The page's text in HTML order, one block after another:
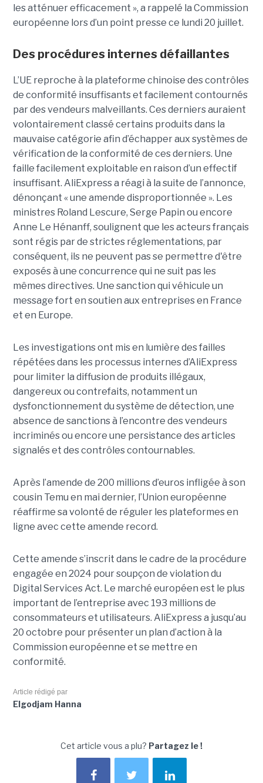
les atténuer efficacement », a rappelé la Commission
européenne lors d’un point presse ce lundi 20 juillet.
Des procédures internes défaillantes
L’UE reproche à la plateforme chinoise des contrôles
de conformité insuffisants et facilement contournés
par des vendeurs malveillants. Ces derniers auraient
volontairement classé certains produits dans la
mauvaise catégorie afin d’échapper aux systèmes de
vérification de la conformité de ces derniers. Une
faille facilement exploitable en raison d’un effectif
insuffisant. AliExpress a réagi à la suite de l’annonce,
dénonçant « une amende disproportionnée ». Les
ministres Roland Lescure, Serge Papin ou encore
Anne Le Hénanff, soulignent que les acteurs français
sont régis par de strictes réglementations, par
conséquent, ils ne peuvent pas se permettre d'être
exposés à une concurrence qui ne suit pas les
mêmes directives. Une sanction qui véhicule un
message fort en soutien aux entreprises en France
et en Europe.
Les investigations ont mis en lumière des failles
répétées dans les processus internes d’AliExpress
pour limiter la diffusion de produits illégaux,
dangereux ou contrefaits, notamment un
dysfonctionnement du système de détection, une
absence de sanctions à l’encontre des vendeurs
incriminés ou encore une persistance des articles
signalés et des contrôles contournables.
Après l’amende de 200 millions d’euros infligée à son
cousin Temu en mai dernier, l’Union européenne
réaffirme sa volonté de réguler les plateformes en
ligne avec cette amende record.
Cette amende s’inscrit dans le cadre de la procédure
engagée en 2024 pour soupçon de violation du
Digital Services Act. Le marché européen est le plus
important de l’entreprise avec 193 millions de
consommateurs et utilisateurs. AliExpress a jusqu’au
20 octobre pour présenter un plan d’action à la
Commission européenne et se mettre en
conformité.
Article rédigé par
Elgodjam Hanna
Cet article vous a plu? Partagez le !